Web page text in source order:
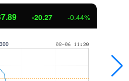
-20.27 -0.44%